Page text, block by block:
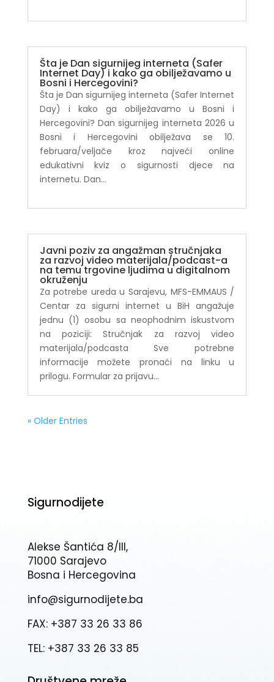
Šta je Dan sigurnijeg interneta (Safer
Internet Day) i kako ga obilježavamo u
Bosni i Hercegovini?
Šta je Dan sigurnijeg interneta (Safer Internet
Day) i kako ga obilježavamo u Bosni i
Hercegovini? Dan sigurnijeg interneta 2026 u
Bosni i Hercegovini obilježava se 10.
februara/veljače kroz najveći online
edukativni kviz o sigurnosti djece na
internetu. Dan...
Javni poziv za angažman stručnjaka
za razvoj video materijala/podcast-a
na temu trgovine ljudima u digitalnom
okruženju
Za potrebe ureda u Sarajevu, MFS-EMMAUS /
Centar za sigurni internet u BiH angažuje
jednu (1) osobu sa neophodnim iskustvom
na poziciji: Stručnjak za razvoj video
materijala/podcasta Sve potrebne
informacije možete pronaći na linku u
prilogu. Formular za prijavu...
« Older Entries
Sigurnodijete
Alekse Šantića 8/III,
71000 Sarajevo
Bosna i Hercegovina
info@sigurnodijete.ba
FAX: +387 33 26 33 86
TEL: +387 33 26 33 85